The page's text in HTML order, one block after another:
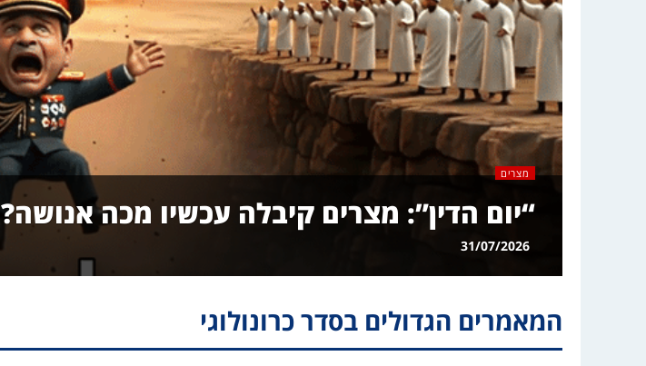
מצרים
“יום הדין”: מצרים קיבלה עכשיו מכה אנושה?
המאמרים הגדולים בסדר כרונולוגי